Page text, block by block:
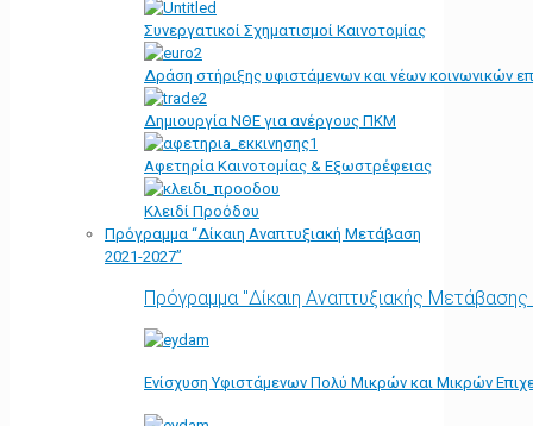
Συνεργατικοί Σχηματισμοί Καινοτομίας
Δράση στήριξης υφιστάμενων και νέων κοινωνικών
Δημιουργία ΝΘΕ για ανέργους ΠΚΜ
Αφετηρία Kαινοτομίας & Εξωστρέφειας
Κλειδί Προόδου
Πρόγραμμα “Δίκαιη Αναπτυξιακή Μετάβαση
2021-2027”
Πρόγραμμα "Δίκαιη Αναπτυξιακής
Ενίσχυση Υφιστάμενων Πολύ Μικρών και Μικρών